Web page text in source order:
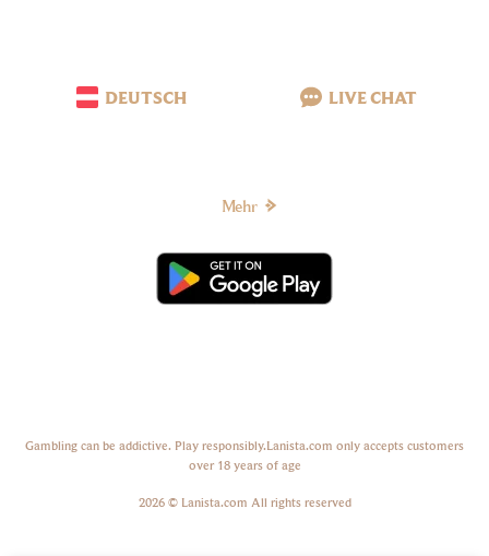
DEUTSCH LIVE CHAT
Mehr
Gambling can be addictive. Play responsibly.Lanista.com only accepts customers
over 18 years of age
2026 © Lanista.com All rights reserved